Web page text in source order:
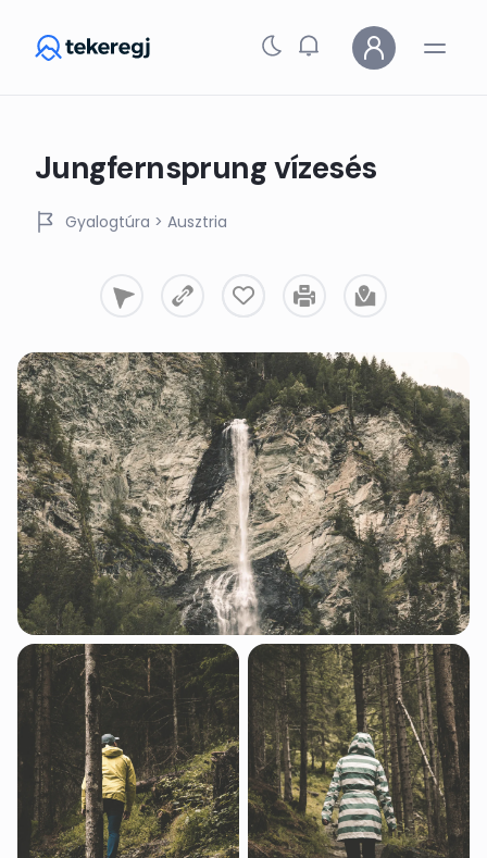
Jungfernsprung vízesés
Gyalogtúra > Ausztria